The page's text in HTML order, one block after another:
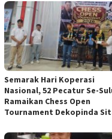
Semarak Hari Koperasi
Nasional, 52 Pecatur Se-
Ramaikan Chess Open
Tournament Dekopinda